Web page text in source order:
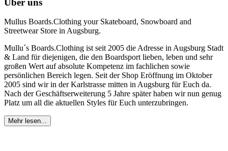
Mullus Boards.Clothing your Skateboard, Snowboard and
Streetwear Store in Augsburg.
Mullu´s Boards.Clothing ist seit 2005 die Adresse in Augsburg Stadt
& Land für diejenigen, die den Boardsport lieben, leben und sehr
großen Wert auf absolute Kompetenz im fachlichen sowie
persönlichen Bereich legen. Seit der Shop Eröffnung im Oktober
2005 sind wir in der Karlstrasse mitten in Augsburg für Euch da.
Nach der Geschäftserweiterung 5 Jahre später haben wir nun genug
Platz um all die aktuellen Styles für Euch unterzubringen.
Mehr lesen...